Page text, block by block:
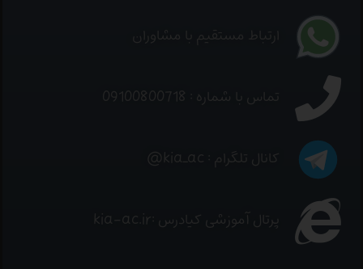
ارتباط مستقیم با مشاوران
تماس با شماره : 09100800718
کانال تلگرام : kia_ac@
پرتال آموزشی کیادرس :kia-ac.ir